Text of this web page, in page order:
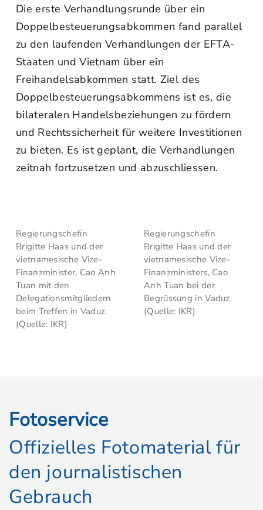
Die erste Verhandlungsrunde über ein
Doppelbesteuerungsabkommen fand parallel
zu den laufenden Verhandlungen der EFTA-
Staaten und Vietnam über ein
Freihandelsabkommen statt. Ziel des
Doppelbesteuerungsabkommens ist es, die
bilateralen Handelsbeziehungen zu fördern
und Rechtssicherheit für weitere Investitionen
zu bieten. Es ist geplant, die Verhandlungen
zeitnah fortzusetzen und abzuschliessen.
Regierungschefin
Brigitte Haas und der
vietnamesische Vize-
Finanzminister, Cao Anh
Tuan mit den
Delegationsmitgliedern
beim Treffen in Vaduz.
(Quelle: IKR)
Regierungschefin
Brigitte Haas und der
vietnamesische Vize-
Finanzministers, Cao
Anh Tuan bei der
Begrüssung in Vaduz.
(Quelle: IKR)
Fotoservice
Offizielles Fotomaterial für
den journalistischen
Gebrauch